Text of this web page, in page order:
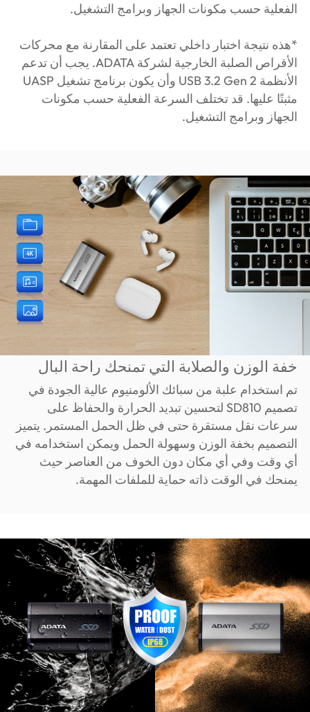
الفعلية حسب مكونات الجهاز وبرامج التشغيل.
*هذه نتيجة اختبار داخلي تعتمد على المقارنة مع محركات
الأقراص الصلبة الخارجية لشركة ADATA. يجب أن تدعم
الأنظمة USB 3.2 Gen 2 وأن يكون برنامج تشغيل UASP
مثبتًا عليها. قد تختلف السرعة الفعلية حسب مكونات
الجهاز وبرامج التشغيل.
خفة الوزن والصلابة التي تمنحك راحة البال
تم استخدام علبة من سبائك الألومنيوم عالية الجودة في
تصميم SD810 لتحسين تبديد الحرارة والحفاظ على
سرعات نقل مستقرة حتى في ظل الحمل المستمر. يتميز
التصميم بخفة الوزن وسهولة الحمل ويمكن استخدامه في
أي وقت وفي أي مكان دون الخوف من العناصر حيث
يمنحك في الوقت ذاته حماية للملفات المهمة.